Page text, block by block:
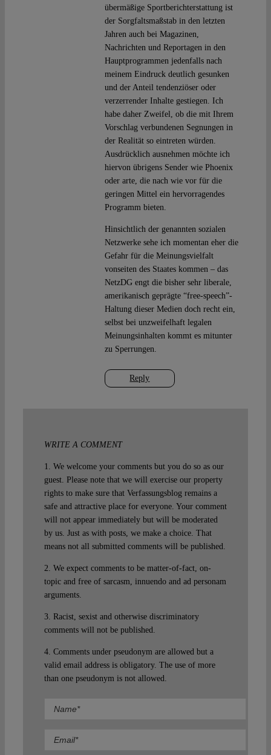
Reply
übermäßige Sportberichterstattung ist
der Sorgfaltsmaßstab in den letzten
Jahren auch bei Magazinen,
Nachrichten und Reportagen in den
Hauptprogrammen jedenfalls nach
meinem Eindruck deutlich gesunken
und der Anteil tendenziöser oder
verzerrender Inhalte gestiegen. Ich
habe daher Zweifel, ob die mit Ihrem
Vorschlag verbundenen Segnungen in
der Realität so eintreten würden.
Ausdrücklich ausnehmen möchte ich
hiervon übrigens Sender wie Phoenix
oder arte, die nach wie vor für die
geringen Mittel ein hervorragendes
Programm bieten.
Hinsichtlich der genannten sozialen
Netzwerke sehe ich momentan eher die
Gefahr für die Meinungsvielfalt
vonseiten des Staates kommen – das
NetzDG engt die bisher sehr liberale,
amerikanisch geprägte “free-speech”-
Haltung dieser Medien doch recht ein,
selbst bei unzweifelhaft legalen
Meinungsinhalten kommt es mitunter
zu Sperrungen.
WRITE A COMMENT
1. We welcome your comments but you do so as our
guest. Please note that we will exercise our property
rights to make sure that Verfassungsblog remains a
safe and attractive place for everyone. Your comment
will not appear immediately but will be moderated
by us. Just as with posts, we make a choice. That
means not all submitted comments will be published.
2. We expect comments to be matter-of-fact, on-
topic and free of sarcasm, innuendo and ad personam
arguments.
3. Racist, sexist and otherwise discriminatory
comments will not be published.
4. Comments under pseudonym are allowed but a
valid email address is obligatory. The use of more
than one pseudonym is not allowed.